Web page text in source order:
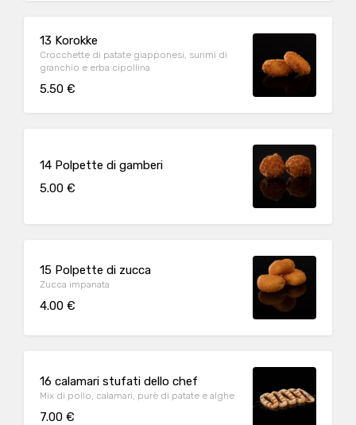
13 Korokke
Crocchette di patate giapponesi, surimi di
granchio e erba cipollina
5.50 €
14 Polpette di gamberi
5.00 €
15 Polpette di zucca
Zucca impanata
4.00 €
16 calamari stufati dello chef
Mix di pollo, calamari, purè di patate e alghe
7.00 €